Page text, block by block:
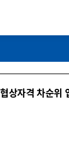
상자격 차순위